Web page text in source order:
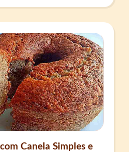
Canela Simples e